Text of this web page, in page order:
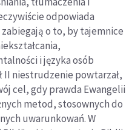
odpowiada
o to, by tajemnice
i języka osób
II niestrudzenie powtarzał,
cel, gdy prawda Ewangelii
metod, stosownych do
uwarunkowań. W